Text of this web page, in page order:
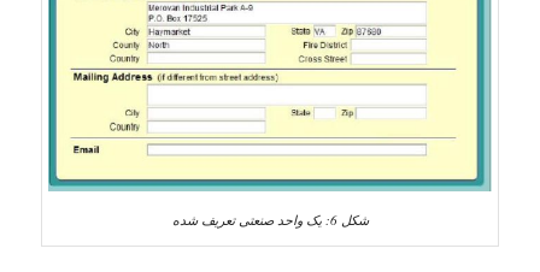
شکل 6: یک واحد صنعتی تعریف شده